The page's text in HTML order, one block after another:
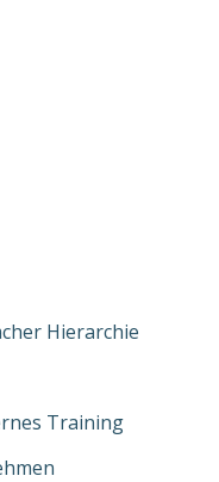
Hierarchie
Training